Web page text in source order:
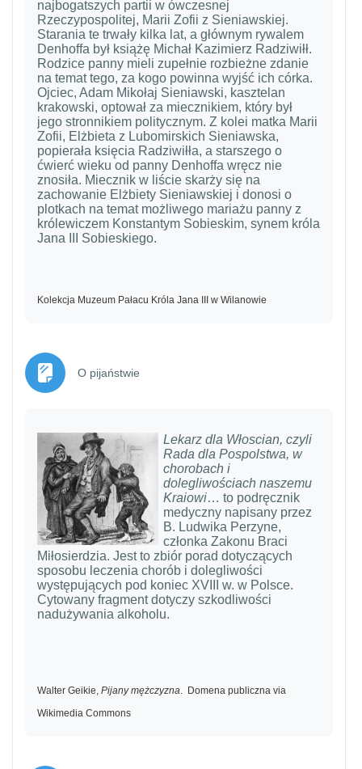
najbogatszych partii w ówczesnej
Rzeczypospolitej, Marii Zofii z Sieniawskiej.
Starania te trwały kilka lat, a głównym rywalem
Denhoffa był książę Michał Kazimierz Radziwiłł.
Rodzice panny mieli zupełnie rozbieżne zdanie
na temat tego, za kogo powinna wyjść ich córka.
Ojciec, Adam Mikołaj Sieniawski, kasztelan
krakowski, optował za miecznikiem, który był
jego stronnikiem politycznym. Z kolei matka Marii
Zofii, Elżbieta z Lubomirskich Sieniawska,
popierała księcia Radziwiłła, a starszego o
ćwierć wieku od panny Denhoffa wręcz nie
znosiła. Miecznik w liście skarży się na
zachowanie Elżbiety Sieniawskiej i donosi o
plotkach na temat możliwego mariażu panny z
królewiczem Konstantym Sobieskim, synem króla
Jana III Sobieskiego.
Kolekcja Muzeum Pałacu Króla Jana III w Wilanowie
O pijaństwie
Lekarz dla Włoscian, czyli
Rada dla Pospolstwa, w
chorobach i
dolegliwościach naszemu
Kraiowi… to podręcznik
medyczny napisany przez
B. Ludwika Perzyne,
członka Zakonu Braci
Miłosierdzia. Jest to zbiór porad dotyczących
sposobu leczenia chorób i dolegliwości
występujących pod koniec XVIII w. w Polsce.
Cytowany fragment dotyczy szkodliwości
nadużywania alkoholu.
Walter Geikie,Pijany mężczyzna . Domena publiczna via
Wikimedia Commons